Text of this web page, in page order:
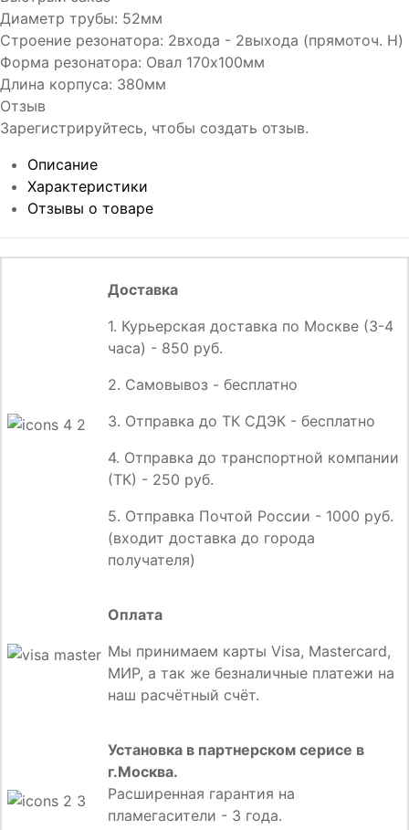
Диаметр трубы: 52мм
Строение резонатора: 2входа - 2выхода (прямоточ. H)
Форма резонатора: Овал 170х100мм
Длина корпуса: 380мм
Отзыв
Зарегистрируйтесь, чтобы создать отзыв.
Описание
Характеристики
Отзывы о товаре
Доставка
1. Курьерская доставка по Москве (3-4
часа) - 850 руб.
2. Самовывоз - бесплатно
3. Отправка до ТК СДЭК - бесплатно
4. Отправка до транспортной компании
(ТК) - 250 руб.
5. Отправка Почтой России - 1000 руб.
(входит доставка до города
получателя)
Оплата
Мы принимаем карты Visa, Mastercard,
МИР, а так же безналичные платежи на
наш расчётный счёт.
Установка в партнерском серисе в
г.Москва.
Расширенная гарантия на
пламегасители - 3 года.